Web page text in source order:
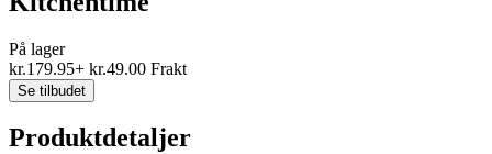
På lager
kr.179.95+ kr.49.00 Frakt
Se tilbudet
Produktdetaljer